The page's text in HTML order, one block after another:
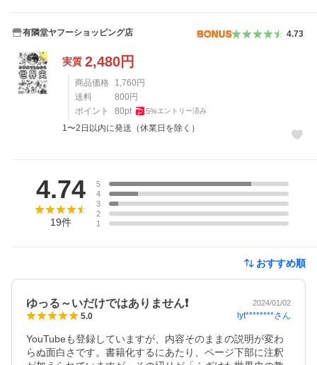
有隣堂ヤフーショッピング店 4.73
実質 2,480円
商品価格 1,760 円
送料
800 円
ポイント
80pt 5%エントリー済み
1〜2日以内に発送（休業日を除く）
4.74
19件
5
4
3
2
1
おすすめ順
ゆっる～いだけではありません❗ 2024/01/02
5.0 lyt********さん
YouTubeも登録していますが、内容そのままの説明が変わ
らぬ面白さです。書籍化するにあたり、ページ下部に注釈